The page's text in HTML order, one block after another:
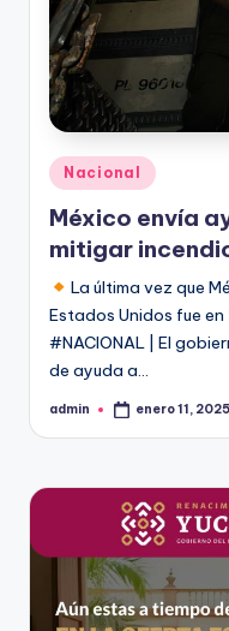
Publicado
en
Nacional
México envía
mitigar
La última vez que
Estados Unidos fue
#NACIONAL | El
de ayuda a…
Publicado
admin enero 11, 2025